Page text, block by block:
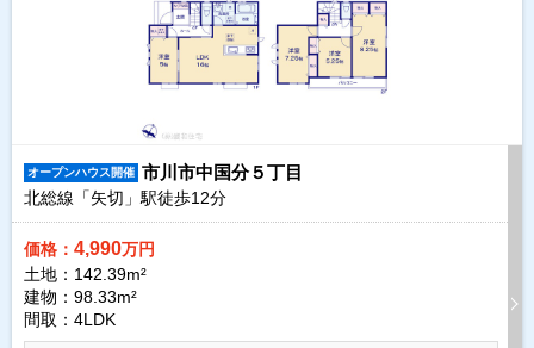
オープンハウス開催 市川市中国分５丁目
北総線「矢切」駅徒歩12分
価格： 4,990万円
土地：142.39m²
建物：98.33m²
間取：4LDK